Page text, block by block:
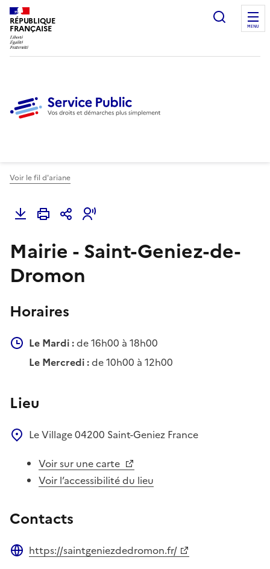
RÉPUBLIQUE
FRANÇAISE
Ouvrir
MENU
Voir le fil d'ariane
Mairie - Saint-Geniez-de-
Dromon
Horaires
Le Mardi :de 16h00 à 18h00
Le Mercredi :de 10h00 à 12h00
Lieu
Le Village04200 Saint-Geniez France
Voir sur une carte
Voir l’accessibilité du lieu
Contacts
https://saintgeniezdedromon.fr/